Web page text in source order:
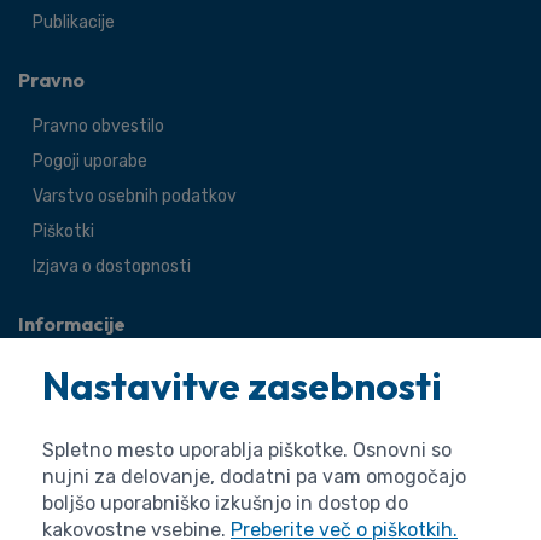
Publikacije
Pravno
Pravno obvestilo
Pogoji uporabe
Varstvo osebnih podatkov
Piškotki
Izjava o dostopnosti
Informacije
O agenciji
Splošne zadeve
Pravne zadeve
Nastavitve zasebnosti
Spletno mesto uporablja piškotke. Osnovni so
nujni za delovanje, dodatni pa vam omogočajo
boljšo uporabniško izkušnjo in dostop do
kakovostne vsebine. Preberite več o piškotkih.